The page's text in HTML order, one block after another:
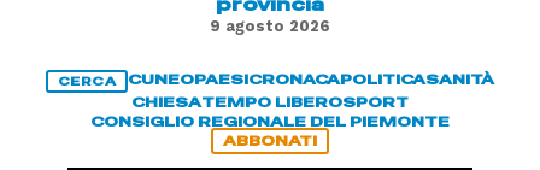
9 agosto 2026
CERCA CUNEOPAESICRONACAPOLITICASANITÀ
CHIESATEMPO LIBEROSPORT
CONSIGLIO REGIONALE DEL PIEMONTE
ABBONATI